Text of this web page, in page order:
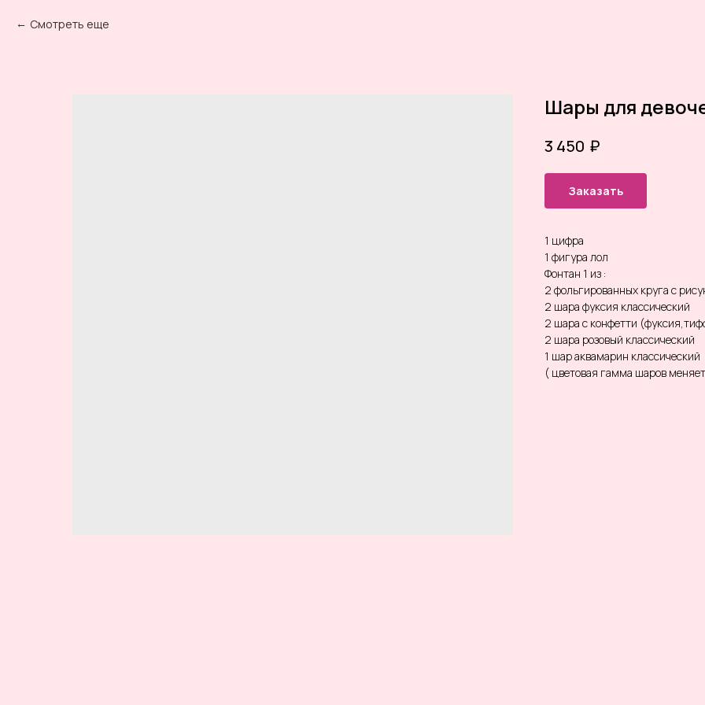
Смотреть еще
Шары для
3 450 ₽
Заказать
1 цифра
1 фигура лол
Фонтан 1 из :
2 фольгированных круга с
2 шара фуксия классический
2 шара с конфетти
2 шара розовый классический
1 шар аквамарин классический
( цветовая гамма шаров